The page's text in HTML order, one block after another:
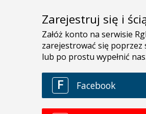
Zarejestruj się i